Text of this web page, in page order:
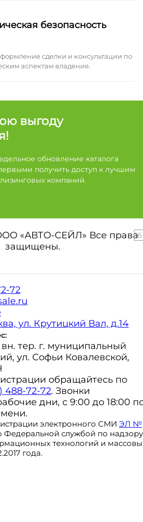
безопасность
сделки и консультации по
аспектам владения.
выгоду
обновление каталога
получить доступ к лучшим
компаний.
«АВТО-СЕЙЛ» Все права
защищены.
72
ул. Крутицкий Вал, д.14
вн. тер. г. муниципальный
ул. Софьи Ковалевской,
обращайтесь по
488-72-72. Звонки
дни, с 9:00 до 18:00
электронного СМИ ЭЛ №
Федеральной службой по надзору
технологий и
года.